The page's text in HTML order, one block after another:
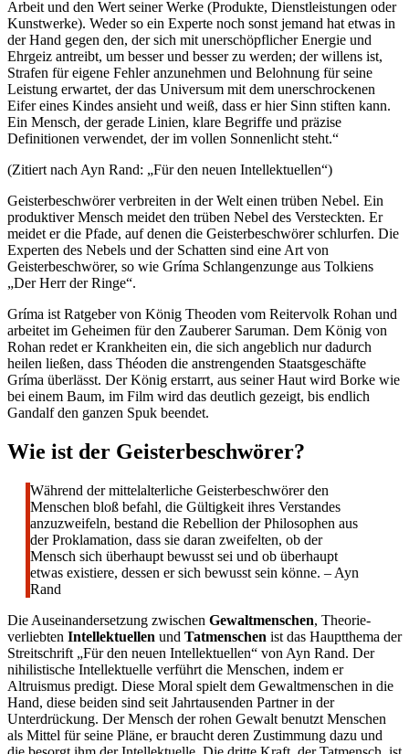
Arbeit und den Wert seiner Werke (Produkte, Dienstleistungen oder
Kunstwerke). Weder so ein Experte noch sonst jemand hat etwas in
der Hand gegen den, der sich mit unerschöpflicher Energie und
Ehrgeiz antreibt, um besser und besser zu werden; der willens ist,
Strafen für eigene Fehler anzunehmen und Belohnung für seine
Leistung erwartet, der das Universum mit dem unerschrockenen
Eifer eines Kindes ansieht und weiß, dass er hier Sinn stiften kann.
Ein Mensch, der gerade Linien, klare Begriffe und präzise
Definitionen verwendet, der im vollen Sonnenlicht steht.“
(Zitiert nach Ayn Rand: „Für den neuen Intellektuellen“)
Geisterbeschwörer verbreiten in der Welt einen trüben Nebel. Ein
produktiver Mensch meidet den trüben Nebel des Versteckten. Er
meidet er die Pfade, auf denen die Geisterbeschwörer schlurfen. Die
Experten des Nebels und der Schatten sind eine Art von
Geisterbeschwörer, so wie Gríma Schlangenzunge aus Tolkiens
„Der Herr der Ringe“.
Gríma ist Ratgeber von König Theoden vom Reitervolk Rohan und
arbeitet im Geheimen für den Zauberer Saruman. Dem König von
Rohan redet er Krankheiten ein, die sich angeblich nur dadurch
heilen ließen, dass Théoden die anstrengenden Staatsgeschäfte
Gríma überlässt. Der König erstarrt, aus seiner Haut wird Borke wie
bei einem Baum, im Film wird das deutlich gezeigt, bis endlich
Gandalf den ganzen Spuk beendet.
Wie ist der Geisterbeschwörer?
Während der mittelalterliche Geisterbeschwörer den
Menschen bloß befahl, die Gültigkeit ihres Verstandes
anzuzweifeln, bestand die Rebellion der Philosophen aus
der Proklamation, dass sie daran zweifelten, ob der
Mensch sich überhaupt bewusst sei und ob überhaupt
etwas existiere, dessen er sich bewusst sein könne. – Ayn
Rand
Die Auseinandersetzung zwischen Gewaltmenschen, Theorie-
verliebten Intellektuellen und Tatmenschen ist das Hauptthema der
Streitschrift „Für den neuen Intellektuellen“ von Ayn Rand. Der
nihilistische Intellektuelle verführt die Menschen, indem er
Altruismus predigt. Diese Moral spielt dem Gewaltmenschen in die
Hand, diese beiden sind seit Jahrtausenden Partner in der
Unterdrückung. Der Mensch der rohen Gewalt benutzt Menschen
als Mittel für seine Pläne, er braucht deren Zustimmung dazu und